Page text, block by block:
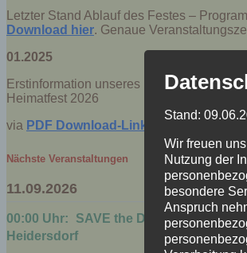
Letzter Stand Ablauf des Festes –
Download hier. Genaue
01.2025
Erstinformation unseres Bürgermeisters
Heimatfest 2026
via PDF Download-Link hier.
Nächste Veranstaltungen
11.09.2026
00:00 Uhr:
SAVE the DATE:
Heidersdorf
Stand:
Wir freuen
Nutzung der
besondere
Anspruch